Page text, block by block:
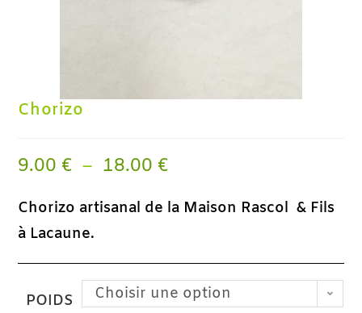
Chorizo
9.00 € – 18.00 €
Chorizo artisanal de la Maison Rascol & Fils
à Lacaune.
POIDS Choisir une option